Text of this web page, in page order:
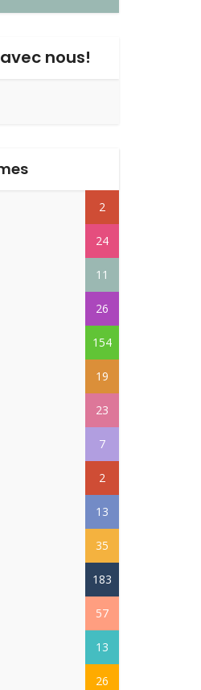
nous!
2
24
11
26
154
19
23
7
2
13
35
183
57
13
26